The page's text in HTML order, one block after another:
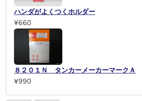
ハンダがよくつくホルダー
¥660
８２０１Ｎ タンカーメーカーマークＡ
¥990